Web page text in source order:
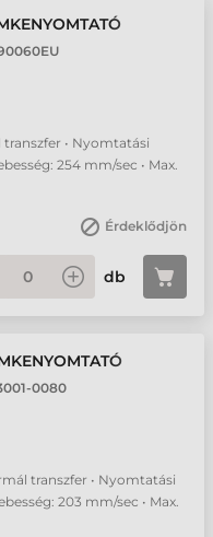
• Nyomtatási
254 mm/sec • Max.
Érdeklődjön
db
0080
transzfer • Nyomtatási
203 mm/sec • Max.